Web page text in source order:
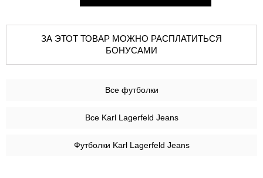
ЗА ЭТОТ ТОВАР МОЖНО РАСПЛАТИТЬСЯ
БОНУСАМИ
Все футболки
Все Karl Lagerfeld Jeans
Футболки Karl Lagerfeld Jeans